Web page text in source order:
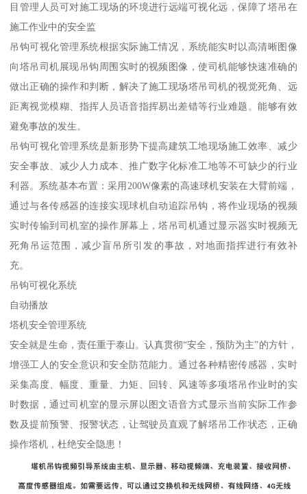
目管理人员可对施工现场的环境进行远端可视化远，保障了塔吊在
施工作业中的安全监
吊钩可视化管理系统根据实际施工情况，系统能实时以高清晰图像
向塔吊司机展现吊钩周围实时的视频图像，使司机能够快速准确的
做出正确的操作和判断，解决了施工现场塔吊司机的视觉死角、远
距离视觉模糊、指挥人员语音指挥易出差错等行业难题。能够有效
避免事故的发生。
吊钩可视化管理系统是新形势下提高建筑工地现场施工效率、减少
安全事故、减少人力成本、推广数字化标准工地等不可缺少的行业
利器。系统基本布置：采用200W像素的高速球机安装在大臂前端，
通过与各传感器的连接实现球机自动追踪吊钩，将作业现场的视频
实时传输到司机室的操作屏幕上，塔吊司机通过显示器实时视频无
死角吊运范围，减少盲吊所引发的事故，对地面指挥进行有效补
充。
吊钩可视化系统
自动播放
塔机安全管理系统
安全就是生命，责任重于泰山。认真贯彻“安全，预防为主”的方针，
增强工人的安全意识和安全防范能力。通过各种精密传感器，实时
采集高度、幅度、重量、力矩、回转、风速等多项塔吊作业时的实
时数据，通过司机室的显示屏以图文语音方式显示当前实际工作参
数及提前预警、报警状态，让驾驶员直观了解塔吊工作状态，正确
操作塔机，杜绝安全隐患！